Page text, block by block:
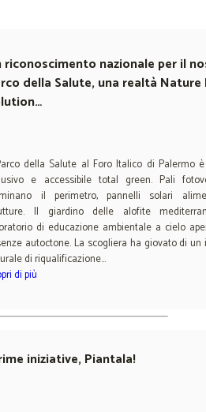
riconoscimento nazionale per il
della Salute, una realtà Nature
della Salute al Foro Italico di Palermo
e accessibile total green. Pali
il perimetro, pannelli solari
Il giardino delle alofite
di educazione ambientale a cielo
autoctone. La scogliera ha giovato di un
di riqualificazione…
di più
iniziative, Piantala!